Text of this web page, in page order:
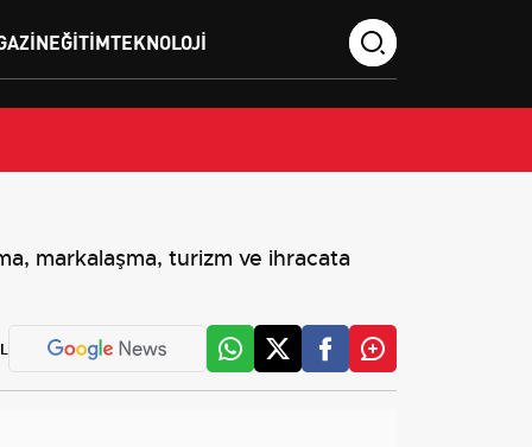
EĞITIMTEKNOLOJI
markalaşma, turizm ve ihracata